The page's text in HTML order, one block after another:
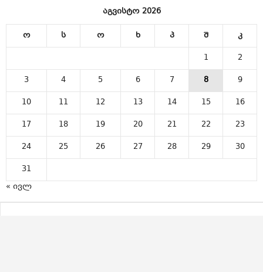
აგვისტო 2026
ო ს ო ხ პ შ
კ
1
2
3
4 5 6 7 8
9
10
11 12 13 14 15
16
17
18 19 20 21 22
23
24
25 26 27 28 29
30
31
« ივლ